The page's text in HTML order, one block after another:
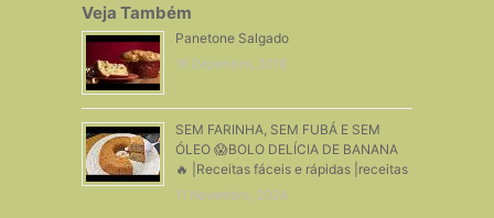
Veja Também
Panetone Salgado
18 Dezembro, 2019
SEM FARINHA, SEM FUBÁ E SEM
ÓLEO 😱BOLO DELÍCIA DE BANANA
🔥 |Receitas fáceis e rápidas |receitas
11 Novembro, 2024